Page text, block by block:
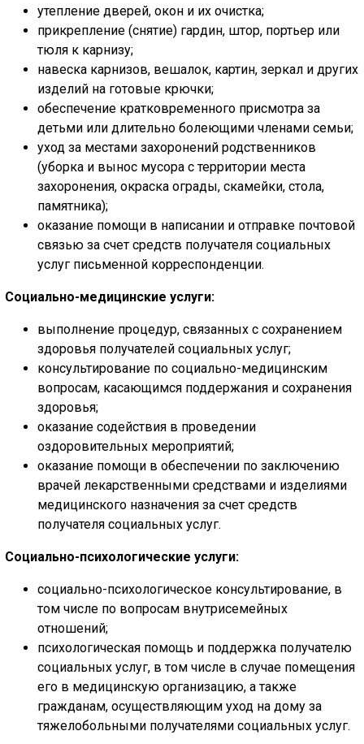
утепление дверей, окон и их очистка;
прикрепление (снятие) гардин, штор, портьер или
тюля к карнизу;
навеска карнизов, вешалок, картин, зеркал и других
изделий на готовые крючки;
обеспечение кратковременного присмотра за
детьми или длительно болеющими членами семьи;
уход за местами захоронений родственников
(уборка и вынос мусора с территории места
захоронения, окраска ограды, скамейки, стола,
памятника);
оказание помощи в написании и отправке почтовой
связью за счет средств получателя социальных
услуг письменной корреспонденции.
Социально-медицинские услуги:
выполнение процедур, связанных с сохранением
здоровья получателей социальных услуг;
консультирование по социально-медицинским
вопросам, касающимся поддержания и сохранения
здоровья;
оказание содействия в проведении
оздоровительных мероприятий;
оказание помощи в обеспечении по заключению
врачей лекарственными средствами и изделиями
медицинского назначения за счет средств
получателя социальных услуг.
Социально-психологические услуги:
социально-психологическое консультирование, в
том числе по вопросам внутрисемейных
отношений;
психологическая помощь и поддержка получателю
социальных услуг, в том числе в случае помещения
его в медицинскую организацию, а также
гражданам, осуществляющим уход на дому за
тяжелобольными получателями социальных услуг.